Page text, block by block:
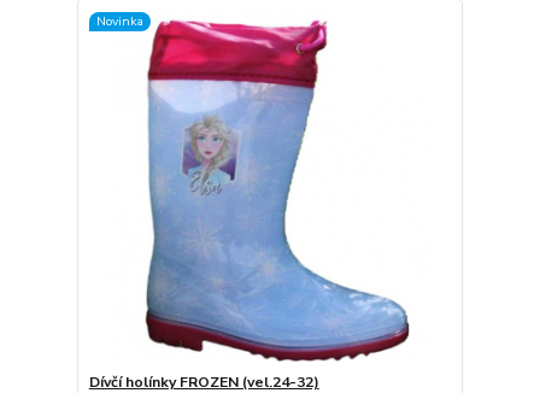
Novinka
Dívčí holínky FROZEN (vel.24-32)